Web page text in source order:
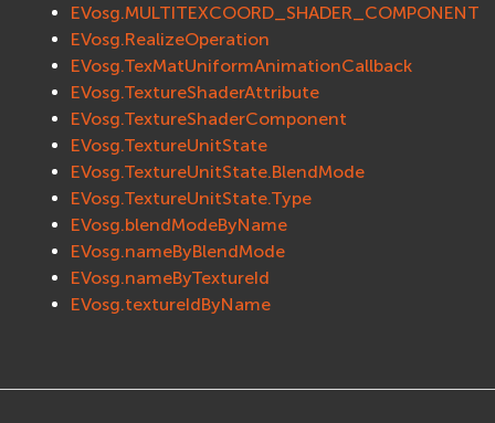
EVosgAnimation
EVosgGA
EVosgHMD
EVosgShadow
EVosgText
EVosgUtil
EVosgViewer
osg
osgAnimation
osgDB
osgGA
osgText
EVosg.MULTITEXCOORD_SHADER_COMPONENT
EVosg.RealizeOperation
EVosg.TexMatUniformAnimationCallback
EVosg.TextureShaderAttribute
EVosg.TextureShaderComponent
EVosg.TextureUnitState
EVosg.TextureUnitState.BlendMode
EVosg.TextureUnitState.Type
EVosg.blendModeByName
EVosg.nameByBlendMode
EVosg.nameByTextureId
EVosg.textureIdByName